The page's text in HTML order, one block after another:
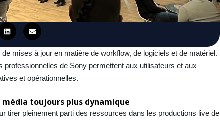
mises à jour en matière de workflow, de logiciels et de matériel.
professionnelles de Sony permettent aux utilisateurs et aux
et opérationnelles.
média toujours plus dynamique
tirer pleinement parti des ressources dans les productions live de